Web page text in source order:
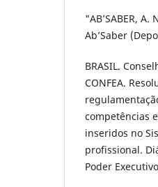
"AB’SABER,
Ab’Saber
BRASIL.
CONFEA.
competências
inseridos no
profissional.
Poder